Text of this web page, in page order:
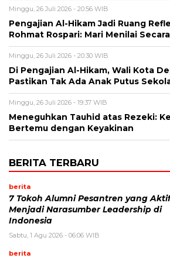
Minggu, 26 Juli 2026 - 20:56 WIB
Pengajian Al-Hikam Jadi Ruang
Rohmat Rospari: Mari Menilai
Minggu, 26 Juli 2026 - 20:30 WIB
Di Pengajian Al-Hikam, Wali Kota
Pastikan Tak Ada Anak Putus
Minggu, 26 Juli 2026 - 19:37 WIB
Meneguhkan Tauhid atas Rezeki:
Bertemu dengan Keyakinan
BERITA TERBARU
berita
7 Tokoh Alumni Pesantren yang Aktif
Menjadi Narasumber Leadership di
Indonesia
Sabtu, 1 Agu 2026 - 06:06 WIB
berita